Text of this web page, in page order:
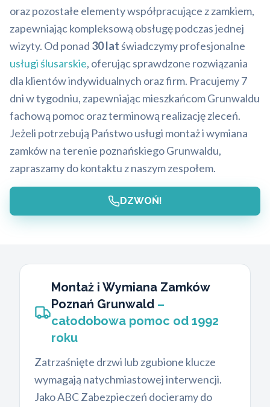
oraz pozostałe elementy współpracujące z zamkiem,
zapewniając kompleksową obsługę podczas jednej
wizyty. Od ponad 30 latświadczymy profesjonalne
usługi ślusarskie, oferując sprawdzone rozwiązania
dla klientów indywidualnych oraz firm. Pracujemy 7
dni w tygodniu, zapewniając mieszkańcom Grunwaldu
fachową pomoc oraz terminową realizację zleceń.
Jeżeli potrzebują Państwo usługi montaż i wymiana
zamków na terenie poznańskiego Grunwaldu,
zapraszamy do kontaktu z naszym zespołem.
DZWOŃ!
Montaż i Wymiana Zamków
Poznań Grunwald –
całodobowa pomoc od 1992
roku
Zatrzaśnięte drzwi lub zgubione klucze
wymagają natychmiastowej interwencji.
Jako ABC Zabezpieczeń docieramy do